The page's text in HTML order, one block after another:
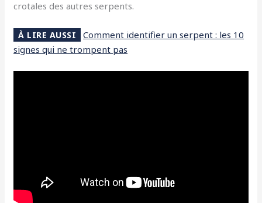
crotales des autres serpents.
À LIRE AUSSI
Comment identifier un serpent : les 10
signes qui ne trompent pas